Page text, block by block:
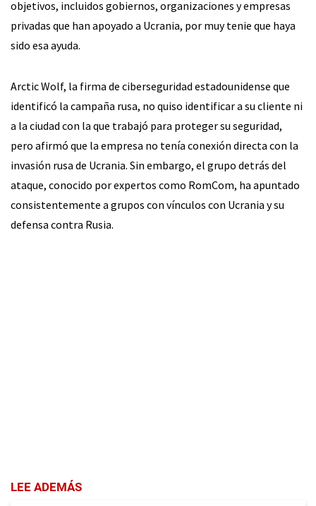
objetivos, incluidos gobiernos, organizaciones y empresas
privadas que han apoyado a Ucrania, por muy tenie que haya
sido esa ayuda.
Arctic Wolf, la firma de ciberseguridad estadounidense que
identificó la campaña rusa, no quiso identificar a su cliente ni
a la ciudad con la que trabajó para proteger su seguridad,
pero afirmó que la empresa no tenía conexión directa con la
invasión rusa de Ucrania. Sin embargo, el grupo detrás del
ataque, conocido por expertos como RomCom, ha apuntado
consistentemente a grupos con vínculos con Ucrania y su
defensa contra Rusia.
LEE ADEMÁS